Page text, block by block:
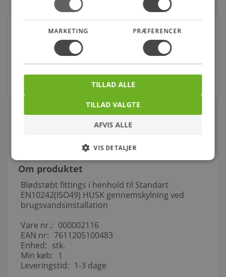
820x620x360mm 4/6l skjult lås hvid
Varenr.: 604299300
2.398,00
Om produktet
Blødstøbt fittings i henhold til Standart
EN10242(ISO49) HUSK gennemskylning ved
brugsvandsinstallation
Vare nr.: 000002116
EAN nr: 7611205100483
Enhed: stk.
Min køb: 1
Leveringstid: 1-3 dage
MARKETING PRÆFERENCER
TILLAD VALGTE
TILLAD ALLE
AFVIS ALLE
VIS DETALJER